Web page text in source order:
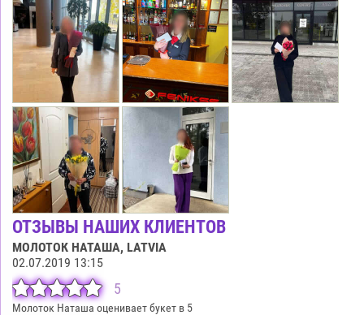
ОТЗЫВЫ НАШИХ КЛИЕНТОВ
МОЛОТОК НАТАША, LATVIA
02.07.2019 13:15
5
Молоток Наташа оценивает букет в 5